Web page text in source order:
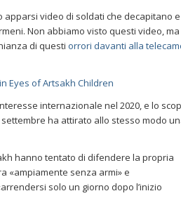
video di soldati che decapitano e
Non abbiamo visto questi video, ma
di questi orrori davanti alla
Eyes of Artsakh Children
internazionale nel 2020, e lo
ha attirato allo stesso modo
hanno tentato di difendere la propria
«ampiamente senza armi» e
solo un giorno dopo l’inizio